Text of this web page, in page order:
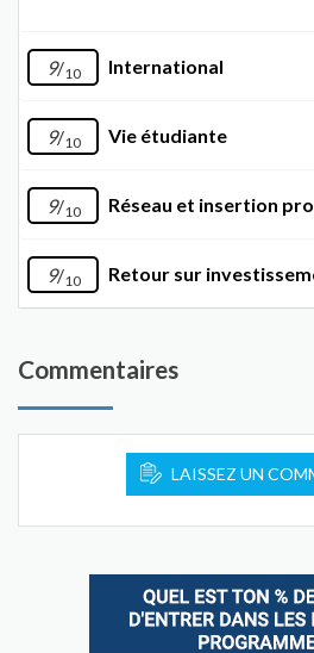
9/10 International
9/10 Vie étudiante
9/10 Réseau et insertion
9/10 Retour sur
Commentaires
LAISSEZ UN